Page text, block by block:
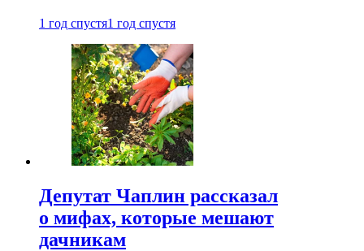
1 год спустя1 год спустя
Депутат Чаплин рассказал
о мифах, которые мешают
дачникам